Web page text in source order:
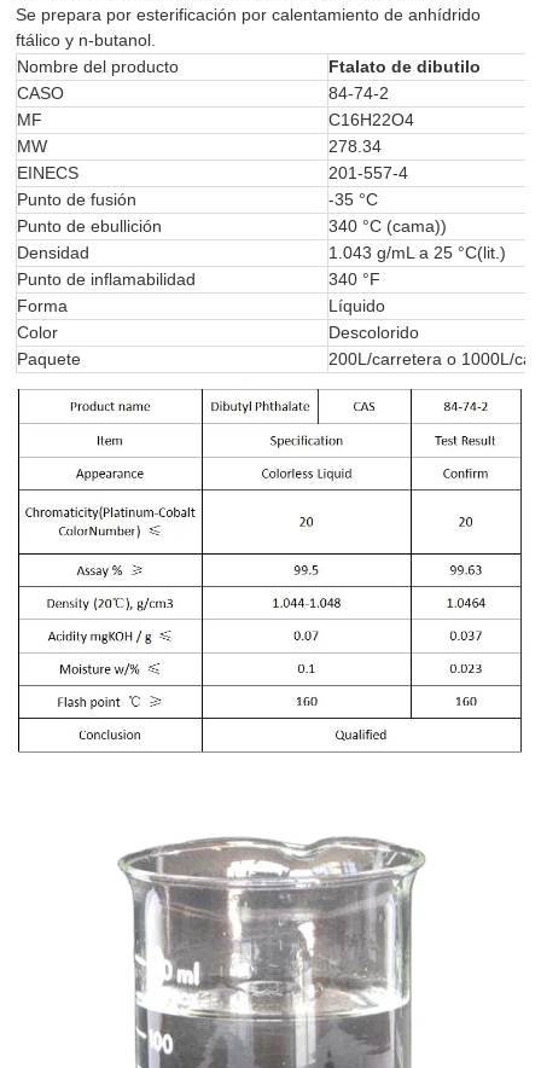
Se prepara por esterificación por calentamiento de anhídrido
ftálico y n-butanol.
Nombre del producto
Ftalato de dibutilo
CASO
84-74-2
MF
C16H22O4
MW
278.34
EINECS
201-557-4
Punto de fusión
-35 °C
Punto de ebullición
340 °C (cama))
Densidad
1.043 g/mL a 25 °C(lit.)
Punto de inflamabilidad
340 °F
Forma
Líquido
Color
Descolorido
Paquete
200L/carretera o 1000L/